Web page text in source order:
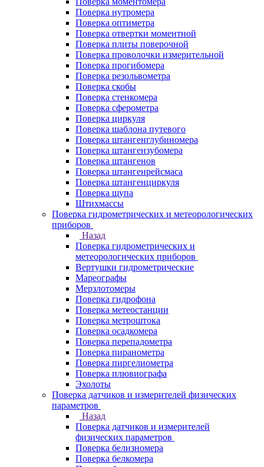
Поверка нутромера
Поверка оптиметра
Поверка отвертки моментной
Поверка плиты поверочной
Поверка проволочки измерительной
Поверка прогибомера
Поверка резольвометра
Поверка скобы
Поверка стенкомера
Поверка сферометра
Поверка циркуля
Поверка шаблона путевого
Поверка штангенглубиномера
Поверка штангензубомера
Поверка штангенов
Поверка штангенрейсмаса
Поверка штангенциркуля
Поверка щупа
Штихмассы
Поверка гидрометрических и метеорологических
приборов
Назад
Поверка гидрометрических и
метеорологических приборов
Вертушки гидрометрические
Мареографы
Мерзлотомеры
Поверка гидрофона
Поверка метеостанции
Поверка метроштока
Поверка осадкомера
Поверка перепадометра
Поверка пиранометра
Поверка пиргелиометра
Поверка плювиографа
Эхолоты
Поверка датчиков и измерителей физических
параметров
Назад
Поверка датчиков и измерителей
физических параметров
Поверка белизномера
Поверка белкомера